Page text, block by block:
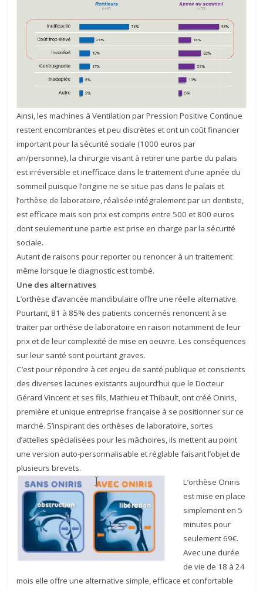
Ainsi, les machines à Ventilation par Pression Positive Continue
restent encombrantes et peu discrètes et ont un coût financier
important pour la sécurité sociale (1000 euros par
an/personne), la chirurgie visant à retirer une partie du palais
est irréversible et inefficace dans le traitement d’une apnée du
sommeil puisque l’origine ne se situe pas dans le palais et
l’orthèse de laboratoire, réalisée intégralement par un dentiste,
est efficace mais son prix est compris entre 500 et 800 euros
dont seulement une partie est prise en charge par la sécurité
sociale.
Autant de raisons pour reporter ou renoncer à un traitement
même lorsque le diagnostic est tombé.
Une des alternatives
L’orthèse d’avancée mandibulaire offre une réelle alternative.
Pourtant, 81 à 85% des patients concernés renoncent à se
traiter par orthèse de laboratoire en raison notamment de leur
prix et de leur complexité de mise en oeuvre. Les conséquences
sur leur santé sont pourtant graves.
C’est pour répondre à cet enjeu de santé publique et conscients
des diverses lacunes existants aujourd’hui que le Docteur
Gérard Vincent et ses fils, Mathieu et Thibault, ont créé Oniris,
première et unique entreprise française à se positionner sur ce
marché. S’inspirant des orthèses de laboratoire, sortes
d’attelles spécialisées pour les mâchoires, ils mettent au point
une version auto-personnalisable et réglable faisant l’objet de
plusieurs brevets.
L’orthèse Oniris
est mise en place
simplement en 5
minutes pour
seulement 69€.
Avec une durée
de vie de 18 à 24
mois elle offre une alternative simple, efficace et confortable